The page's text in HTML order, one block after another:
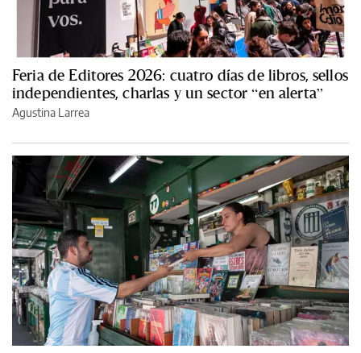
Feria de Editores 2026: cuatro días de libros, sellos
independientes, charlas y un sector “en alerta”
Agustina Larrea